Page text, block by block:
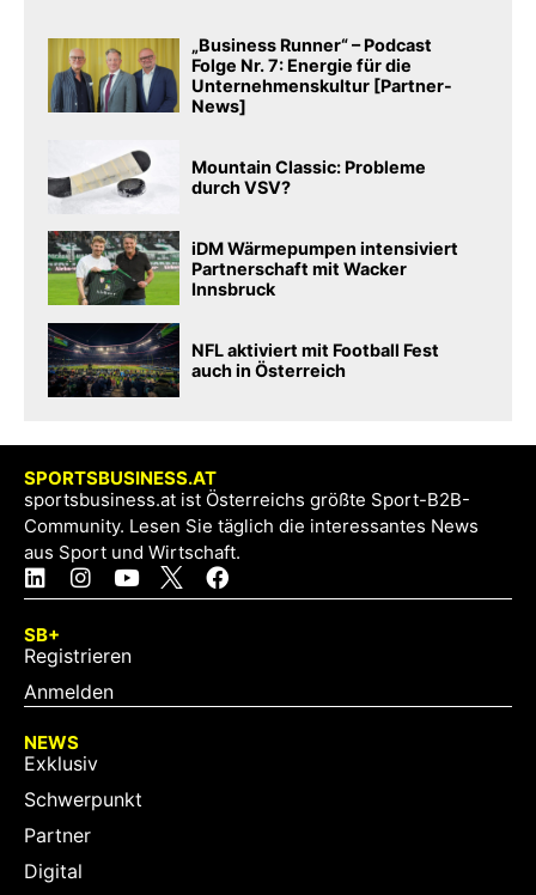
„Business Runner“ – Podcast
Folge Nr. 7: Energie für die
Unternehmenskultur [Partner-
News]
Mountain Classic: Probleme
durch VSV?
iDM Wärmepumpen intensiviert
Partnerschaft mit Wacker
Innsbruck
NFL aktiviert mit Football Fest
auch in Österreich
SPORTSBUSINESS.AT
sportsbusiness.at ist Österreichs größte Sport-B2B-
Community. Lesen Sie täglich die interessantes News
aus Sport und Wirtschaft.
SB+
Registrieren
Anmelden
NEWS
Exklusiv
Schwerpunkt
Partner
Digital